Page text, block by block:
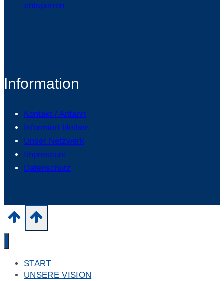
entsperren
Information
Kontakt / Anfahrt
Informiert bleiben
Unser Netzwerk
Impressum
Datenschutz
START
UNSERE VISION